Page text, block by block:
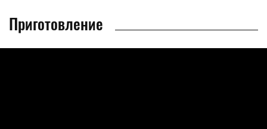
Приготовление